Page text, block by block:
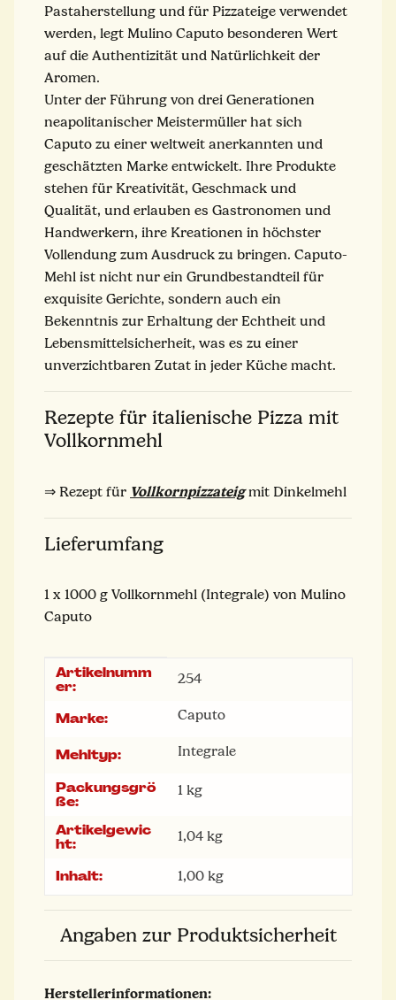
Pastaherstellung und für Pizzateige verwendet
werden, legt Mulino Caputo besonderen Wert
auf die Authentizität und Natürlichkeit der
Aromen.
Unter der Führung von drei Generationen
neapolitanischer Meistermüller hat sich
Caputo zu einer weltweit anerkannten und
geschätzten Marke entwickelt. Ihre Produkte
stehen für Kreativität, Geschmack und
Qualität, und erlauben es Gastronomen und
Handwerkern, ihre Kreationen in höchster
Vollendung zum Ausdruck zu bringen. Caputo-
Mehl ist nicht nur ein Grundbestandteil für
exquisite Gerichte, sondern auch ein
Bekenntnis zur Erhaltung der Echtheit und
Lebensmittelsicherheit, was es zu einer
unverzichtbaren Zutat in jeder Küche macht.
Rezepte für italienische Pizza mit
Vollkornmehl
⇒ Rezept für Vollkornpizzateigmit Dinkelmehl
Lieferumfang
1 x 1000 g Vollkornmehl (Integrale) von Mulino
Caputo
Produkteigenschaft
Wert
Artikelnumm
er:
254
Marke: Caputo
Mehltyp: Integrale
Packungsgrö
ße:
1 kg
Artikelgewic
ht:
1,04 kg
Inhalt: 1,00 kg
Angaben zur Produktsicherheit
Herstellerinformationen: